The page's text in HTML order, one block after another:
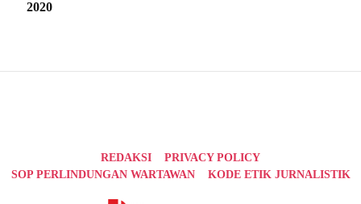
2020
REDAKSI
PRIVACY POLICY
SOP PERLINDUNGAN WARTAWAN
KODE ETIK JURNALISTIK